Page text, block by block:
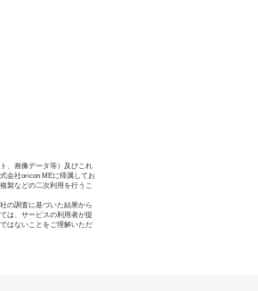
、画像データ等）及びこれ
会社oricon MEに帰属してお
製などの二次利用を行うこ
の調査に基づいた結果から
は、サービスの利用者が提
はないことをご理解いただ